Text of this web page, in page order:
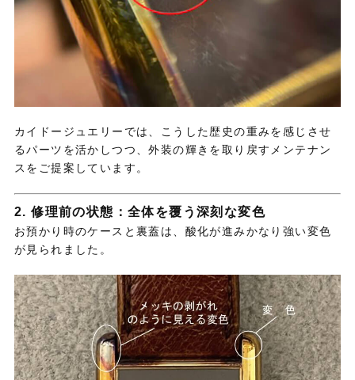
カイドージュエリーでは、こうした歴史の重みを感じさせ
るパーツを活かしつつ、外装の輝きを取り戻すメンテナン
スをご提案しています。
2. 修理前の状態：全体を覆う深刻な変色
お預かり時のケースと裏蓋は、酸化が進みかなり強い変色
が見られました。